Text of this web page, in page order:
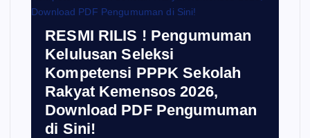
RESMI RILIS ! Pengumuman
Kelulusan Seleksi
Kompetensi PPPK Sekolah
Rakyat Kemensos 2026,
Download PDF Pengumuman
di Sini!